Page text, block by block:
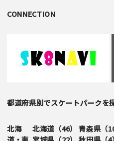
CONNECTION
都道府県別でスケートパークを
北海
北海道（46） 青森県（